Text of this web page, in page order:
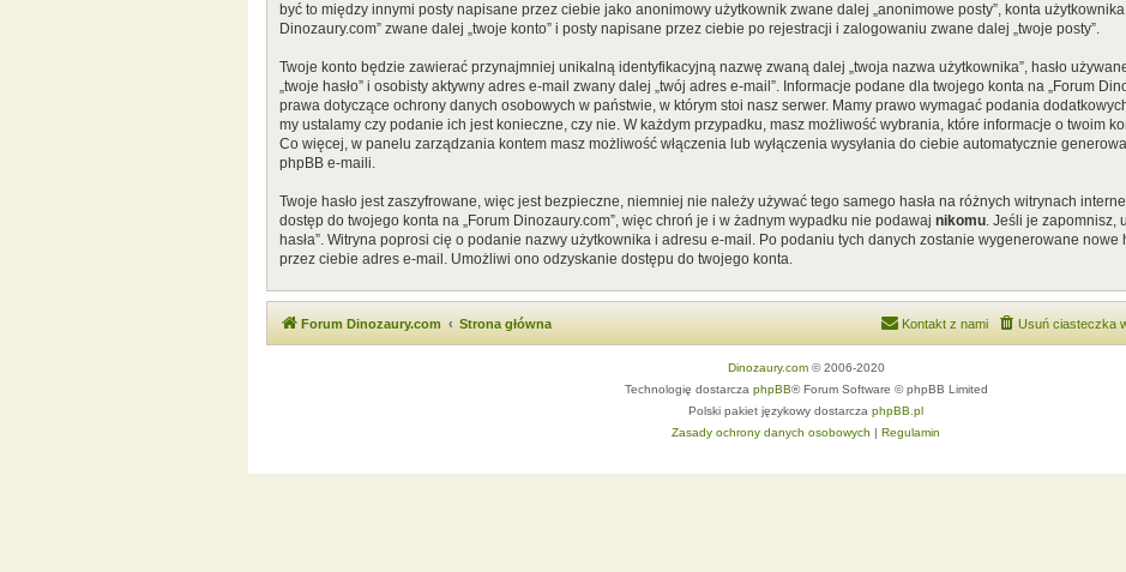
być to między innymi posty napisane przez ciebie jako anonimowy użytkownik zwane dalej „anonimowe posty”, konta użytkownika
Dinozaury.com” zwane dalej „twoje konto” i posty napisane przez ciebie po rejestracji i zalogowaniu zwane dalej „twoje posty”.
Twoje konto będzie zawierać przynajmniej unikalną identyfikacyjną nazwę zwaną dalej „twoja nazwa użytkownika”, hasło
„twoje hasło” i osobisty aktywny adres e-mail zwany dalej „twój adres e-mail”. Informacje podane dla twojego konta na „Forum
prawa dotyczące ochrony danych osobowych w państwie, w którym stoi nasz serwer. Mamy prawo wymagać podania
my ustalamy czy podanie ich jest konieczne, czy nie. W każdym przypadku, masz możliwość wybrania, które informacje o twoim
Co więcej, w panelu zarządzania kontem masz możliwość włączenia lub wyłączenia wysyłania do ciebie automatycznie
phpBB e-maili.
Twoje hasło jest zaszyfrowane, więc jest bezpieczne, niemniej nie należy używać tego samego hasła na różnych witrynach
dostęp do twojego konta na „Forum Dinozaury.com”, więc chroń je i w żadnym wypadku nie podawaj nikomu. Jeśli je zapomnisz,
hasła”. Witryna poprosi cię o podanie nazwy użytkownika i adresu e-mail. Po podaniu tych danych zostanie wygenerowane nowe
przez ciebie adres e-mail. Umożliwi ono odzyskanie dostępu do twojego konta.
Forum Dinozaury.com Strona główna Usuń ciasteczka
Kontakt z nami
Dinozaury.com© 2006-2020
Technologię dostarcza phpBB® Forum Software © phpBB Limited
Polski pakiet językowy dostarcza phpBB.pl
Zasady ochrony danych osobowych | Regulamin